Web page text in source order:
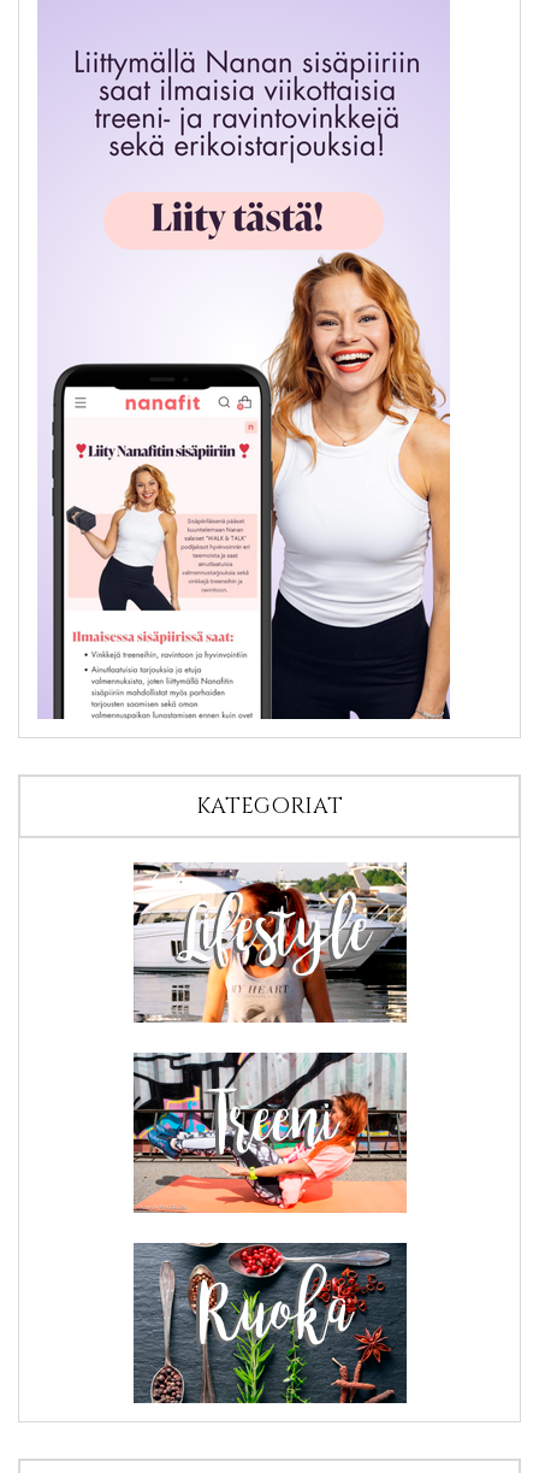
KATEGORIAT